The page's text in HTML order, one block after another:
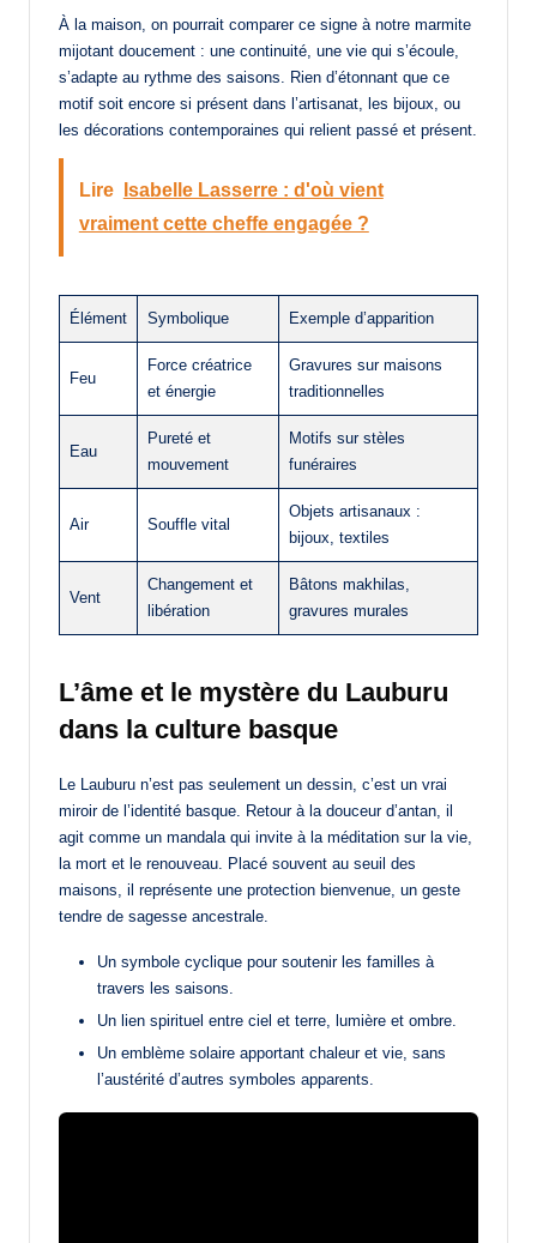
À la maison, on pourrait comparer ce signe à notre marmite
mijotant doucement : une continuité, une vie qui s’écoule,
s’adapte au rythme des saisons. Rien d’étonnant que ce
motif soit encore si présent dans l’artisanat, les bijoux, ou
les décorations contemporaines qui relient passé et présent.
Lire
Isabelle Lasserre : d'où vient
vraiment cette cheffe engagée ?
Élément Symbolique Exemple d’apparition
Feu
Force créatrice
et énergie
Gravures sur maisons
traditionnelles
Eau
Pureté et
mouvement
Motifs sur stèles
funéraires
Air Souffle vital
Objets artisanaux :
bijoux, textiles
Vent
Changement et
libération
Bâtons makhilas,
gravures murales
L’âme et le mystère du Lauburu
dans la culture basque
Le Lauburu n’est pas seulement un dessin, c’est un vrai
miroir de l’identité basque. Retour à la douceur d’antan, il
agit comme un mandala qui invite à la méditation sur la vie,
la mort et le renouveau. Placé souvent au seuil des
maisons, il représente une protection bienvenue, un geste
tendre de sagesse ancestrale.
Un symbole cyclique pour soutenir les familles à
travers les saisons.
Un lien spirituel entre ciel et terre, lumière et ombre.
Un emblème solaire apportant chaleur et vie, sans
l’austérité d’autres symboles apparents.